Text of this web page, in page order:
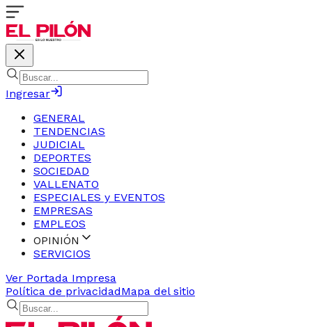
Ingresar
GENERAL
TENDENCIAS
JUDICIAL
DEPORTES
SOCIEDAD
VALLENATO
ESPECIALES y EVENTOS
EMPRESAS
EMPLEOS
OPINIÓN
SERVICIOS
Ver Portada Impresa
Política de privacidadMapa del sitio